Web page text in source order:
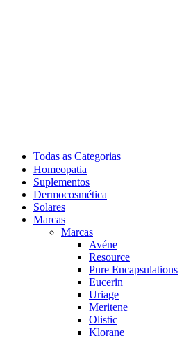
Todas as Categorias
Homeopatia
Suplementos
Dermocosmética
Solares
Marcas
Marcas
Avéne
Resource
Pure Encapsulations
Eucerin
Uriage
Meritene
Olistic
Klorane